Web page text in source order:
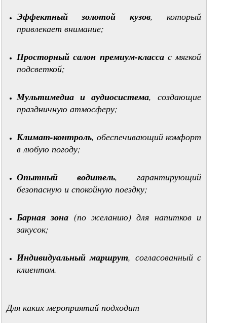
Эффектный золотой кузов, который
привлекает внимание;
Просторный салон премиум-классас мягкой
подсветкой;
Мультимедиа и аудиосистема, создающие
праздничную атмосферу;
Климат-контроль, обеспечивающий комфорт
в любую погоду;
Опытный водитель, гарантирующий
безопасную и спокойную поездку;
Барная зона (по желанию) для напитков и
закусок;
Индивидуальный маршрут, согласованный с
клиентом.
Для каких мероприятий подходит